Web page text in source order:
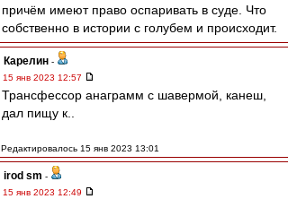
причём имеют право оспаривать в суде. Что
собственно в истории с голубем и происходит.
Карелин -
15 янв 2023 12:57
Трансфессор анаграмм с шавермой, канеш,
дал пищу к..
Редактировалось 15 янв 2023 13:01
irod sm -
15 янв 2023 12:49